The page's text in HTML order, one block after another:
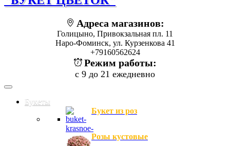
Адреса магазинов:
Голицыно, Привокзальная пл. 11
Наро-Фоминск, ул. Курзенкова 41
+79160562624
Режим работы:
с 9 до 21 ежедневно
Букеты
Букет из роз
Розы кустовые